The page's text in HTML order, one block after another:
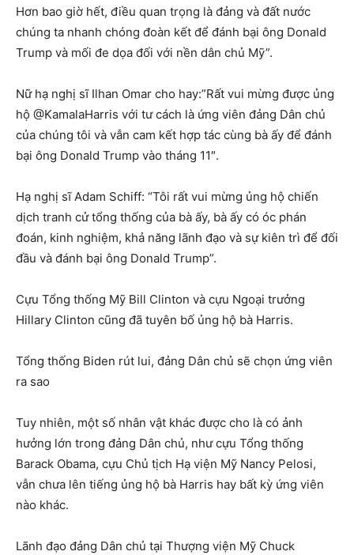
Hơn bao giờ hết, điều quan trọng là đảng và đất nước
chúng ta nhanh chóng đoàn kết để đánh bại ông Donald
Trump và mối đe dọa đối với nền dân chủ Mỹ”.
Nữ hạ nghị sĩ Ilhan Omar cho hay:”Rất vui mừng được ủng
hộ @KamalaHarris với tư cách là ứng viên đảng Dân chủ
của chúng tôi và vẫn cam kết hợp tác cùng bà ấy để đánh
bại ông Donald Trump vào tháng 11″.
Hạ nghị sĩ Adam Schiff: “Tôi rất vui mừng ủng hộ chiến
dịch tranh cử tổng thống của bà ấy, bà ấy có óc phán
đoán, kinh nghiệm, khả năng lãnh đạo và sự kiên trì để đối
đầu và đánh bại ông Donald Trump”.
Cựu Tổng thống Mỹ Bill Clinton và cựu Ngoại trưởng
Hillary Clinton cũng đã tuyên bố ủng hộ bà Harris.
Tổng thống Biden rút lui, đảng Dân chủ sẽ chọn ứng viên
ra sao
Tuy nhiên, một số nhân vật khác được cho là có ảnh
hưởng lớn trong đảng Dân chủ, như cựu Tổng thống
Barack Obama, cựu Chủ tịch Hạ viện Mỹ Nancy Pelosi,
vẫn chưa lên tiếng ủng hộ bà Harris hay bất kỳ ứng viên
nào khác.
Lãnh đạo đảng Dân chủ tại Thượng viện Mỹ Chuck